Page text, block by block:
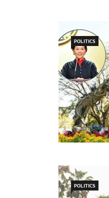
POLITICS
POLITICS